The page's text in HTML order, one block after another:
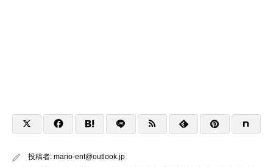
投稿者: mario-ent@outlook.jp